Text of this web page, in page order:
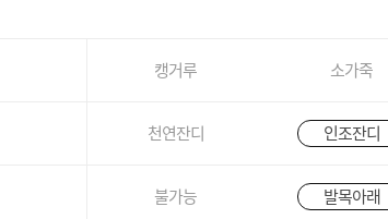
캥거루 소가죽
천연잔디 인조잔디
불가능 발목아래